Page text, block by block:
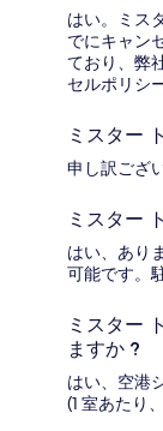
はい。ミス
でにキャン
ており、弊
セルポリシ
ミスター
申し訳ござ
ミスター
はい、あり
可能です。
ミスター
ますか ?
はい、空港
(1 室あたり